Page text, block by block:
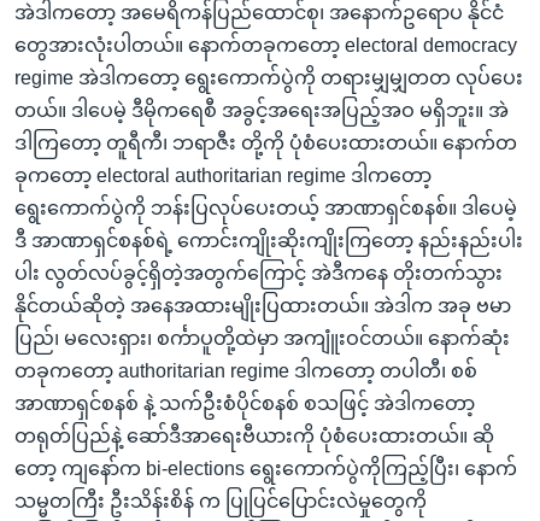
အဲဒါကတော့ အမေရိကန်ပြည်ထောင်စု၊ အနောက်ဥရောပ နိုင်ငံ
တွေအားလုံးပါတယ်။ နောက်တခုကတော့ electoral democracy
regime အဲဒါကတော့ ရွေးကောက်ပွဲကို တရားမျှမျှတတ လုပ်ပေး
တယ်။ ဒါပေမဲ့ ဒီမိုကရေစီ အခွင့်အရေးအပြည့်အဝ မရှိဘူး။ အဲ
ဒါကြတော့ တူရီကီ၊ ဘရာဇီး တို့ကို ပုံစံပေးထားတယ်။ နောက်တ
ခုကတော့ electoral authoritarian regime ဒါကတော့
ရွေးကောက်ပွဲကို ဘန်းပြလုပ်ပေးတယ့် အာဏာရှင်စနစ်။ ဒါပေမဲ့
ဒီ အာဏာရှင်စနစ်ရဲ့ ကောင်းကျိုးဆိုးကျိုးကြတော့ နည်းနည်းပါး
ပါး လွတ်လပ်ခွင့်ရှိတဲ့အတွက်ကြောင့် အဲဒီကနေ တိုးတက်သွား
နိုင်တယ်ဆိုတဲ့ အနေအထားမျိုးပြထားတယ်။ အဲဒါက အခု ဗမာ
ပြည်၊ မလေးရှား၊ စင်္ကာပူတို့ထဲမှာ အကျူံးဝင်တယ်။ နောက်ဆုံး
တခုကတော့ authoritarian regime ဒါကတော့ တပါတီ၊ စစ်
အာဏာရှင်စနစ် နဲ့ သက်ဦးစံပိုင်စနစ် စသဖြင့် အဲဒါကတော့
တရုတ်ပြည်နဲ့ ဆော်ဒီအာရေးဗီယားကို ပုံစံပေးထားတယ်။ ဆို
တော့ ကျနော်က bi-elections ရွေးကောက်ပွဲကိုကြည့်ပြီး၊ နောက်
သမ္မတကြီး ဦးသိန်းစိန် က ပြုပြင်ပြောင်းလဲမှုတွေကို